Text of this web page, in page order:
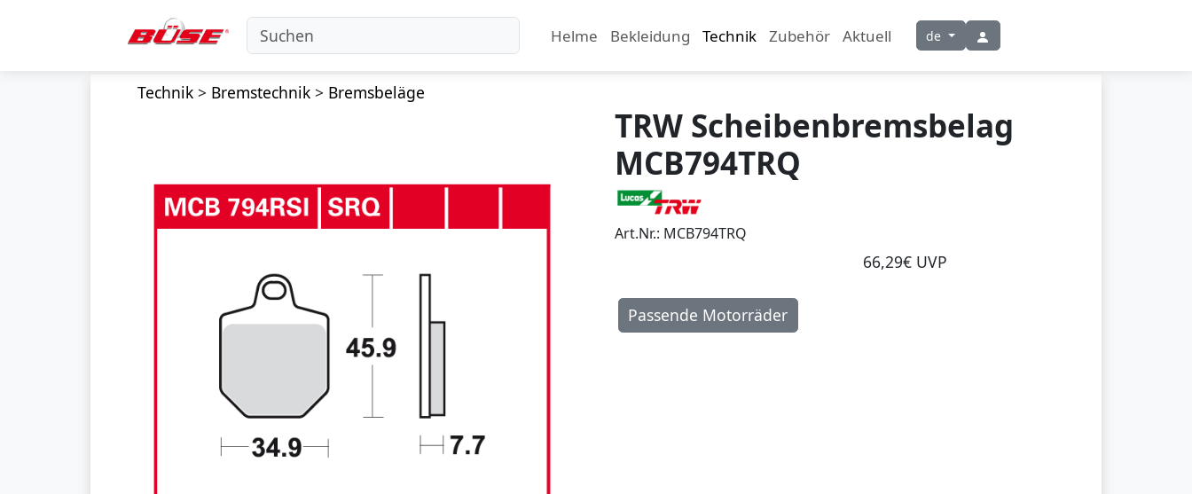
Helme Bekleidung Technik Zubehör Aktuell de
Technik> Bremstechnik> Bremsbeläge
TRW Scheibenbremsbelag
MCB794TRQ
Art.Nr.: MCB794TRQ
66,29€ UVP
Passende Motorräder